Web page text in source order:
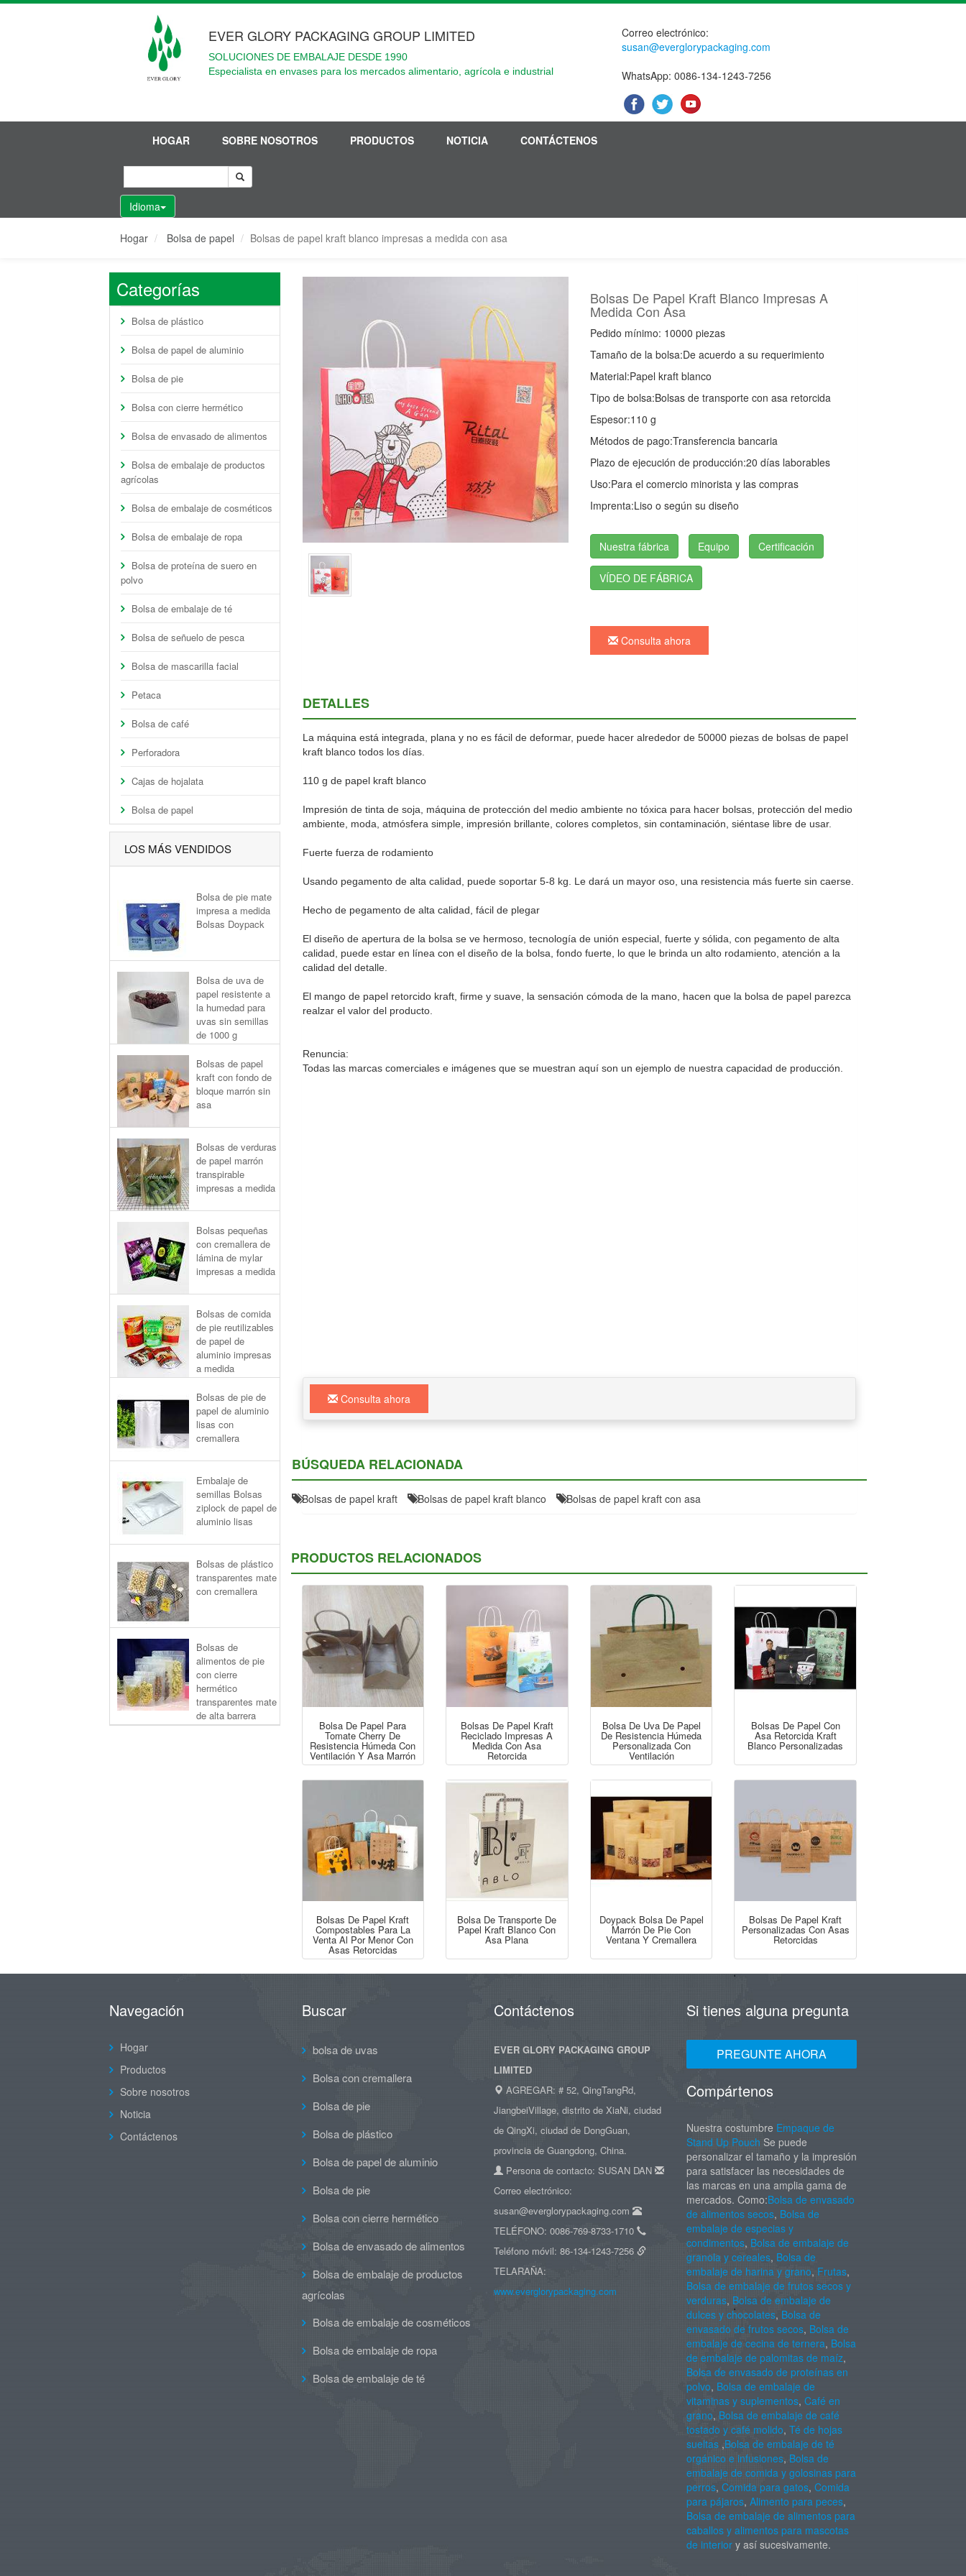
EVER GLORY PACKAGING GROUP LIMITED
SOLUCIONES DE EMBALAJE DESDE 1990
Especialista en envases para los mercados alimentario, agrícola e industrial
Correo electrónico:
susan@everglorypackaging.com
WhatsApp: 0086-134-1243-7256
HOGAR SOBRE NOSOTROS PRODUCTOS NOTICIA CONTÁCTENOS
Idioma
Hogar Bolsa de papel Bolsas de papel kraft blanco impresas a medida con asa
Categorías
Bolsa de plástico
Bolsa de papel de aluminio
Bolsa de pie
Bolsa con cierre hermético
Bolsa de envasado de alimentos
Bolsa de embalaje de productos
agrícolas
Bolsa de embalaje de cosméticos
Bolsa de embalaje de ropa
Bolsa de proteína de suero en
polvo
Bolsa de embalaje de té
Bolsa de señuelo de pesca
Bolsa de mascarilla facial
Petaca
Bolsa de café
Perforadora
Cajas de hojalata
Bolsa de papel
LOS MÁS VENDIDOS
Bolsa de pie mate
impresa a medida
Bolsas Doypack
Bolsa de uva de
papel resistente a
la humedad para
uvas sin semillas
de 1000 g
Bolsas de papel
kraft con fondo de
bloque marrón sin
asa
Bolsas de verduras
de papel marrón
transpirable
impresas a medida
Bolsas pequeñas
con cremallera de
lámina de mylar
impresas a medida
Bolsas de comida
de pie reutilizables
de papel de
aluminio impresas
a medida
Bolsas de pie de
papel de aluminio
lisas con
cremallera
Embalaje de
semillas Bolsas
ziplock de papel de
aluminio lisas
Bolsas de plástico
transparentes mate
con cremallera
Bolsas de
alimentos de pie
con cierre
hermético
transparentes mate
de alta barrera
Bolsas De Papel Kraft Blanco Impresas A
Medida Con Asa
Pedido mínimo: 10000 piezas
Tamaño de la bolsa:De acuerdo a su requerimiento
Material:Papel kraft blanco
Tipo de bolsa:Bolsas de transporte con asa retorcida
Espesor:110 g
Métodos de pago:Transferencia bancaria
Plazo de ejecución de producción:20 días laborables
Uso:Para el comercio minorista y las compras
Imprenta:Liso o según su diseño
Nuestra fábrica Equipo Certificación
VÍDEO DE FÁBRICA
Consulta ahora
DETALLES
La máquina está integrada, plana y no es fácil de deformar, puede hacer alrededor de 50000 piezas de bolsas de papel
kraft blanco todos los días.
110 g de papel kraft blanco
Impresión de tinta de soja, máquina de protección del medio ambiente no tóxica para hacer bolsas, protección del medio
ambiente, moda, atmósfera simple, impresión brillante, colores completos, sin contaminación, siéntase libre de usar.
Fuerte fuerza de rodamiento
Usando pegamento de alta calidad, puede soportar 5-8 kg. Le dará un mayor oso, una resistencia más fuerte sin caerse.
Hecho de pegamento de alta calidad, fácil de plegar
El diseño de apertura de la bolsa se ve hermoso, tecnología de unión especial, fuerte y sólida, con pegamento de alta
calidad, puede estar en línea con el diseño de la bolsa, fondo fuerte, lo que le brinda un alto rodamiento, atención a la
calidad del detalle.
El mango de papel retorcido kraft, firme y suave, la sensación cómoda de la mano, hacen que la bolsa de papel parezca
realzar el valor del producto.
Renuncia:
Todas las marcas comerciales e imágenes que se muestran aquí son un ejemplo de nuestra capacidad de producción.
Consulta ahora
BÚSQUEDA RELACIONADA
Bolsas de papel kraft Bolsas de papel kraft blanco Bolsas de papel kraft con asa
PRODUCTOS RELACIONADOS
Bolsa De Papel Para
Tomate Cherry De
Resistencia Húmeda Con
Ventilación Y Asa Marrón
Bolsas De Papel Kraft
Reciclado Impresas A
Medida Con Asa
Retorcida
Bolsa De Uva De Papel
De Resistencia Húmeda
Personalizada Con
Ventilación
Bolsas De Papel Con
Asa Retorcida Kraft
Blanco Personalizadas
Bolsas De Papel Kraft
Compostables Para La
Venta Al Por Menor Con
Asas Retorcidas
Bolsa De Transporte De
Papel Kraft Blanco Con
Asa Plana
Doypack Bolsa De Papel
Marrón De Pie Con
Ventana Y Cremallera
Bolsas De Papel Kraft
Personalizadas Con Asas
Retorcidas
Navegación
Hogar
Productos
Sobre nosotros
Noticia
Contáctenos
Buscar
bolsa de uvas
Bolsa con cremallera
Bolsa de pie
Bolsa de plástico
Bolsa de papel de aluminio
Bolsa de pie
Bolsa con cierre hermético
Bolsa de envasado de alimentos
Bolsa de embalaje de productos
agrícolas
Bolsa de embalaje de cosméticos
Bolsa de embalaje de ropa
Bolsa de embalaje de té
Contáctenos
EVER GLORY PACKAGING GROUP
LIMITED
AGREGAR: # 52, QingTangRd,
JiangbeiVillage, distrito de XiaNi, ciudad
de QingXi, ciudad de DongGuan,
provincia de Guangdong, China.
Persona de contacto: SUSAN DAN
Correo electrónico:
susan@everglorypackaging.com
TELÉFONO: 0086-769-8733-1710
Teléfono móvil: 86-134-1243-7256
TELARAÑA:
www.everglorypackaging.com
Si tienes alguna pregunta
PREGUNTE AHORA
Compártenos
Nuestra costumbre Empaque de
Stand Up Pouch Se puede
personalizar el tamaño y la impresión
para satisfacer las necesidades de
las marcas en una amplia gama de
mercados. Como:Bolsa de envasado
de alimentos secos, Bolsa de
embalaje de especias y
condimentos, Bolsa de embalaje de
granola y cereales, Bolsa de
embalaje de harina y grano, Frutas,
Bolsa de embalaje de frutos secos y
verduras, Bolsa de embalaje de
dulces y chocolates, Bolsa de
envasado de frutos secos, Bolsa de
embalaje de cecina de ternera, Bolsa
de embalaje de palomitas de maíz,
Bolsa de envasado de proteínas en
polvo, Bolsa de embalaje de
vitaminas y suplementos, Café en
grano, Bolsa de embalaje de café
tostado y café molido, Té de hojas
sueltas,Bolsa de embalaje de té
orgánico e infusiones, Bolsa de
embalaje de comida y golosinas para
perros, Comida para gatos, Comida
para pájaros, Alimento para peces,
Bolsa de embalaje de alimentos para
caballos y alimentos para mascotas
de interior y así sucesivamente.